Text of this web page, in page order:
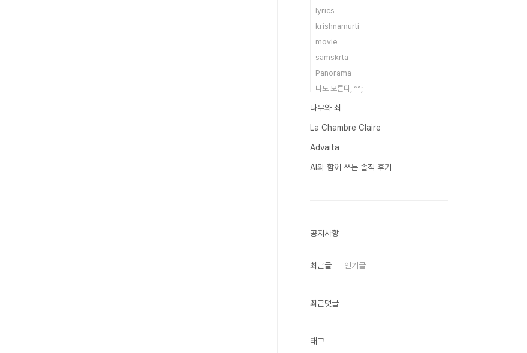
lyrics
krishnamurti
movie
samskrta
Panorama
나도 모른다, ^^;
나무와 쇠
La Chambre Claire
Advaita
AI와 함께 쓰는 솔직 후기
공지사항
최근글 인기글
최근댓글
태그